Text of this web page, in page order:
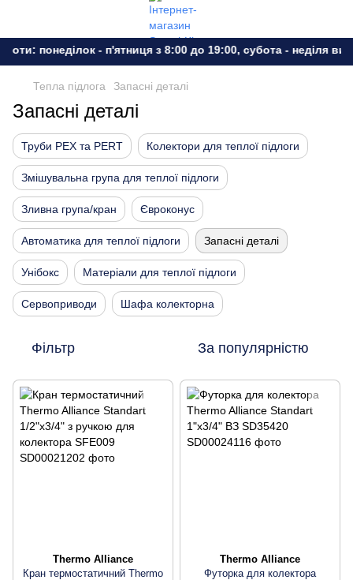
понеділок - п'ятниця з 8:00 до 19:00, субота - неділя
Тепла підлога Запасні деталі
Запасні деталі
Труби PEX та PERT Колектори для теплої підлоги
Змішувальна група для теплої підлоги
Зливна група/кран Євроконус
Автоматика для теплої підлоги Запасні деталі
Унібокс Матеріали для теплої підлоги
Сервоприводи Шафа колекторна
Фільтр За популярністю
Thermo Alliance
Кран термостатичний Thermo
Thermo Alliance
Футорка для колектора